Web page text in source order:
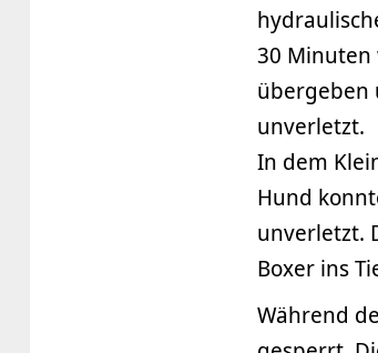
30 Minuten
übergeben
unverletzt.
In dem
Hund
unverletzt.
Boxer ins
Während